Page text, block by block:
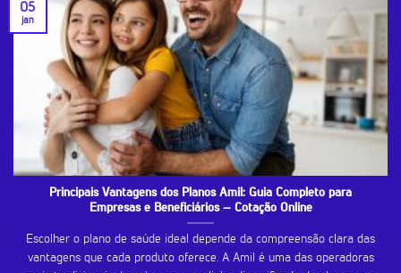
Principais Vantagens dos Planos Amil: Guia Completo para
Empresas e Beneficiários – Cotação Online
Escolher o plano de saúde ideal depende da compreensão clara das
vantagens que cada produto oferece. A Amil é uma das operadoras
05
jan